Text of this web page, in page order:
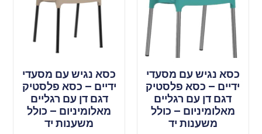
כסא נגיש עם מסעדי
ידיים – כסא פלסטיק
דגם דן עם רגליים
מאלומיניום – כולל
משענות יד
כסא נגיש עם מסעדי
ידיים – כסא פלסטיק
דגם דן עם רגליים
מאלומיניום – כולל
משענות יד